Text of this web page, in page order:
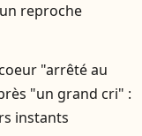
reproche
"arrêté au
"un grand cri" :
instants